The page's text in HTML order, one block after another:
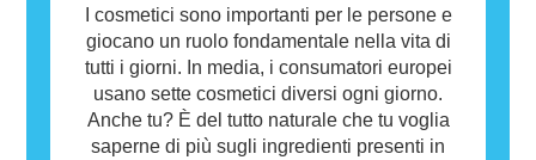
risultare allergenici per alcune persone. Ciò
non significa che il prodotto non sia sicuro da
utilizzare per gli altri.
I cosmetici sono importanti per le persone e
giocano un ruolo fondamentale nella vita di
tutti i giorni. In media, i consumatori europei
usano sette cosmetici diversi ogni giorno.
Anche tu? È del tutto naturale che tu voglia
saperne di più sugli ingredienti presenti in